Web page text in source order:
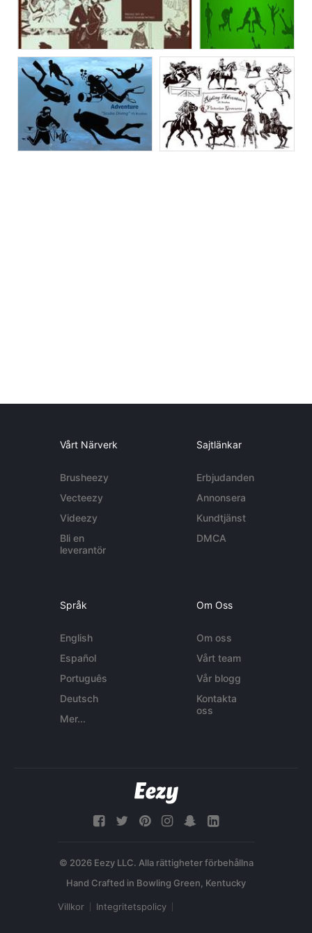
Vårt Närverk
Brusheezy
Vecteezy
Videezy
Bli en
leverantör
Sajtlänkar
Erbjudanden
Annonsera
Kundtjänst
DMCA
Språk
English
Español
Português
Deutsch
Mer...
Om Oss
Om oss
Vårt team
Vår blogg
Kontakta
oss
© 2026 Eezy LLC. Alla rättigheter förbehållna
Villkor Integritetspolicy